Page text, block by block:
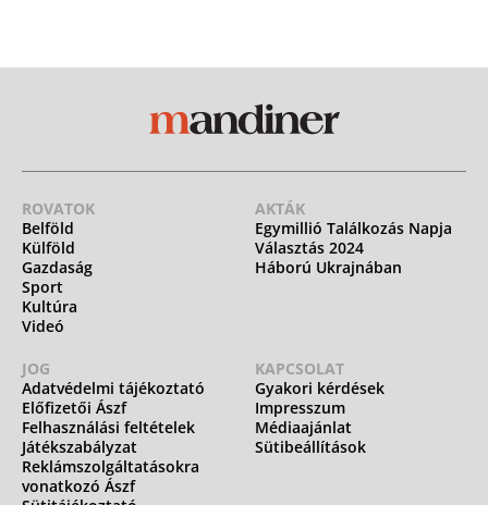
ROVATOK
Belföld
Külföld
Gazdaság
Sport
Kultúra
Videó
AKTÁK
Egymillió Találkozás Napja
Választás 2024
Háború Ukrajnában
JOG
Adatvédelmi tájékoztató
Előfizetői Ászf
Felhasználási feltételek
Játékszabályzat
Reklámszolgáltatásokra
vonatkozó Ászf
KAPCSOLAT
Gyakori kérdések
Impresszum
Médiaajánlat
Sütibeállítások